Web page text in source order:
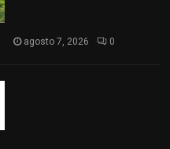
agosto 7, 2026 0